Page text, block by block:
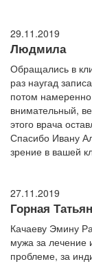
29.11.2019
Людмила
Обращались в
раз наугад
потом
внимательный,
этого врача
Спасибо Ивану
зрение в вашей
27.11.2019
Горная
Качаеву Эмину
мужа за лечение
проблеме, за